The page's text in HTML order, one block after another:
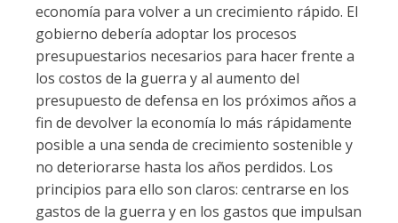
economía para volver a un crecimiento rápido. El
gobierno debería adoptar los procesos
presupuestarios necesarios para hacer frente a
los costos de la guerra y al aumento del
presupuesto de defensa en los próximos años a
fin de devolver la economía lo más rápidamente
posible a una senda de crecimiento sostenible y
no deteriorarse hasta los años perdidos. Los
principios para ello son claros: centrarse en los
gastos de la guerra y en los gastos que impulsan